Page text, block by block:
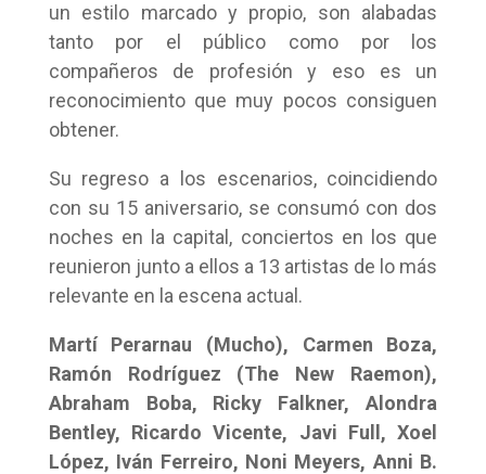
un estilo marcado y propio, son alabadas
tanto por el público como por los
compañeros de profesión y eso es un
reconocimiento que muy pocos consiguen
obtener.
Su regreso a los escenarios, coincidiendo
con su 15 aniversario, se consumó con dos
noches en la capital, conciertos en los que
reunieron junto a ellos a 13 artistas de lo más
relevante en la escena actual.
Martí Perarnau (Mucho), Carmen Boza,
Ramón Rodríguez (The New Raemon),
Abraham Boba, Ricky Falkner, Alondra
Bentley, Ricardo Vicente, Javi Full, Xoel
López, Iván Ferreiro, Noni Meyers, Anni B.